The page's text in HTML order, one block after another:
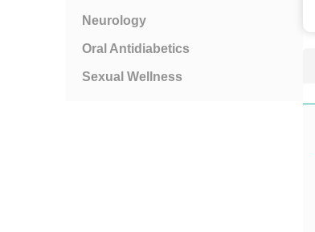
Neurology
Oral Antidiabetics
Sexual Wellness